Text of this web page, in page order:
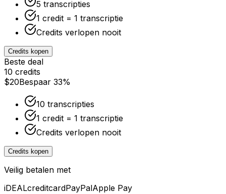
5 transcripties
1 credit = 1 transcriptie
Credits verlopen nooit
Credits kopen
Beste deal
10 credits
$20Bespaar 33%
10 transcripties
1 credit = 1 transcriptie
Credits verlopen nooit
Credits kopen
Veilig betalen met
iDEALcreditcardPayPalApple Pay